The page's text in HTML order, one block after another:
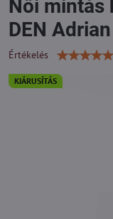
KIÁRUSÍTÁS
Női mintás
DEN Adrian
Értékelés